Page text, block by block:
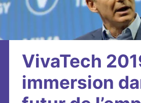
VivaTech
immersion